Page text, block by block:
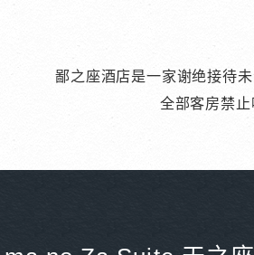
鄙之座酒店是一家谢绝接待
全部客房禁